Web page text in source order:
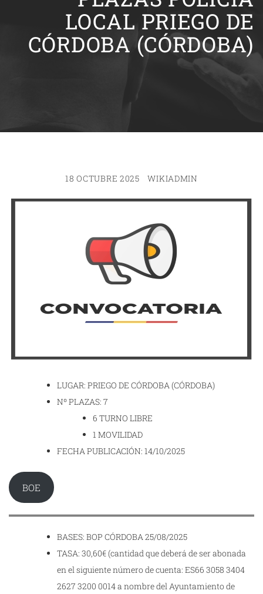
LOCAL PRIEGO DE
CÓRDOBA (CÓRDOBA)
18 OCTUBRE 2025 WIKIADMIN
LUGAR: PRIEGO DE CÓRDOBA (CÓRDOBA)
Nº PLAZAS: 7
6 TURNO LIBRE
1 MOVILIDAD
FECHA PUBLICACIÓN: 14/10/2025
BOE
BASES: BOP CÓRDOBA 25/08/2025
TASA: 30,60€ (cantidad que deberá de ser abonada
en el siguiente número de cuenta: ES66 3058 3404
2627 3200 0014 a nombre del Ayuntamiento de